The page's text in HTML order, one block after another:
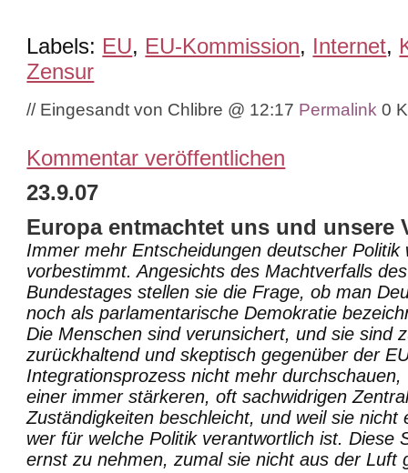
Labels: EU, EU-Kommission, Internet,
Zensur
// Eingesandt von Chlibre @ 12:17 Permalink 0
Kommentar veröffentlichen
23.9.07
Europa entmachtet uns und unsere
Immer mehr Entscheidungen deutscher Politik
vorbestimmt. Angesichts des Machtverfalls
Bundestages stellen sie die Frage, ob man
noch als parlamentarische Demokratie
Die Menschen sind verunsichert, und sie sind
zurückhaltend und skeptisch gegenüber der
Integrationsprozess nicht mehr
einer immer stärkeren, oft sachwidrigen
Zuständigkeiten beschleicht, und weil sie nicht
wer für welche Politik verantwortlich ist. Diese
ernst zu nehmen, zumal sie nicht aus der Luft